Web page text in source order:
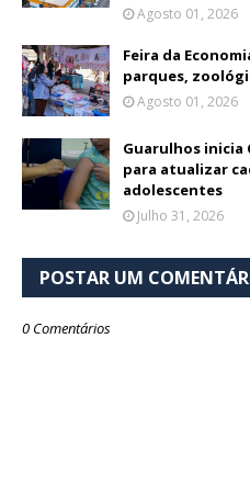
Agosto 01, 2026
Feira da
parques,
Agosto 01, 2026
Guarulhos inicia
para atualizar
adolescentes
Julho 31, 2026
POSTAR UM
0 Comentários